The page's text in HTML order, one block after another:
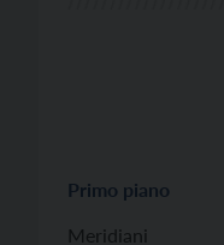
Primo piano
Meridiani